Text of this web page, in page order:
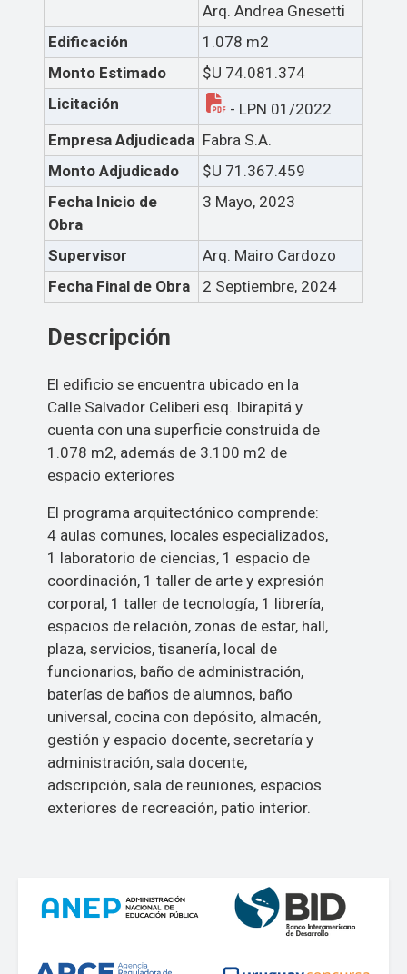
Arq. Andrea Gnesetti
Edificación
1.078 m2
Monto Estimado
$U 74.081.374
Licitación
- LPN 01/2022
Empresa Adjudicada Fabra S.A.
Monto Adjudicado
$U 71.367.459
Fecha Inicio de
Obra
3 Mayo, 2023
Supervisor
Arq. Mairo Cardozo
Fecha Final de Obra
2 Septiembre, 2024
Descripción
El edificio se encuentra ubicado en la
Calle Salvador Celiberi esq. Ibirapitá y
cuenta con una superficie construida de
1.078 m2, además de 3.100 m2 de
espacio exteriores
El programa arquitectónico comprende:
4 aulas comunes, locales especializados,
1 laboratorio de ciencias, 1 espacio de
coordinación, 1 taller de arte y expresión
corporal, 1 taller de tecnología, 1 librería,
espacios de relación, zonas de estar, hall,
plaza, servicios, tisanería, local de
funcionarios, baño de administración,
baterías de baños de alumnos, baño
universal, cocina con depósito, almacén,
gestión y espacio docente, secretaría y
administración, sala docente,
adscripción, sala de reuniones, espacios
exteriores de recreación, patio interior.